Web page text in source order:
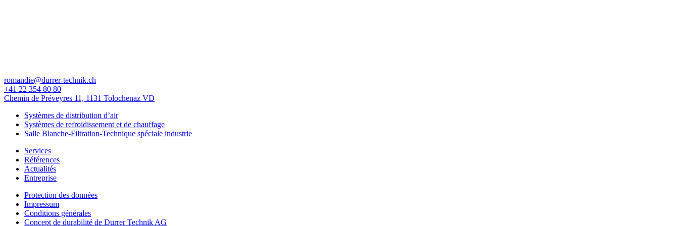
romandie@durrer-technik.ch
+41 22 354 80 80
Chemin de Préveyres 11, 1131 Tolochenaz VD
Systèmes de distribution d’air
Systèmes de refroidissement et de chauffage
Salle Blanche-Filtration-Technique spéciale industrie
Services
Références
Actualités
Entreprise
Protection des données
Impressum
Conditions générales
Concept de durabilité de Durrer Technik AG